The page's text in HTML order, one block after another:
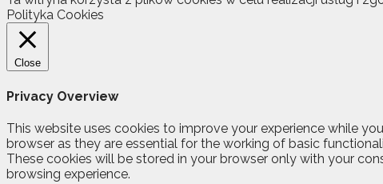
Polityka Cookies
Close
Privacy Overview
This website uses cookies to improve your experience while
browser as they are essential for the working of basic
These cookies will be stored in your browser only with your
browsing experience.